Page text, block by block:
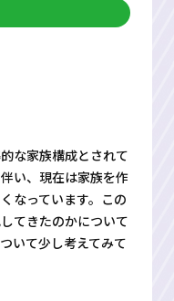
な家族構成とされて
い、現在は家族を作
なっています。この
てきたのかについて
いて少し考えてみて